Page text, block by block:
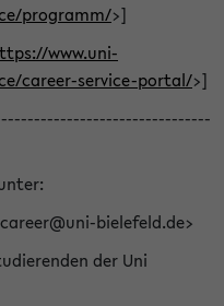
programm/>]
www.uni-
career-service-portal/>]
bielefeld.de>
der Uni